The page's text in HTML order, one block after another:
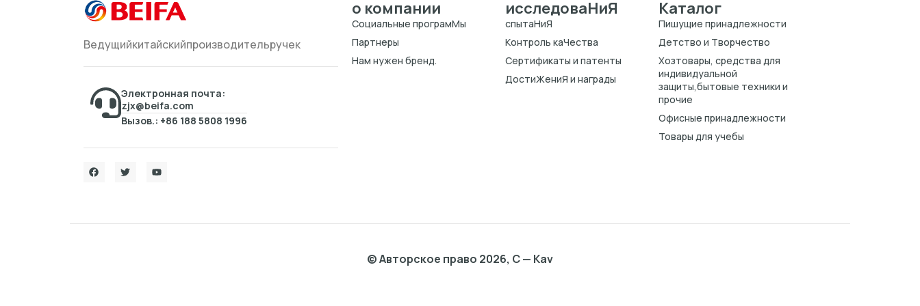
Ведущийкитайскийпроизводительручек
Электронная почта:
zjx@beifa.com
Вызов.: +86 188 5808 1996
о компании
Cоциальные програмMы
Партнеры
Нам нужен бренд.
исследоваHиЯ
спытаHиЯ
Kонтроль каЧества
Cертификаты и патенты
ДостиЖениЯ и награды
Каталог
Пишущие принадлежности
Детство и Творчество
Хозтовары, средства для
индивидуальной
защиты,бытовые техники и
прочие
Офисные принадлежности
Товары для учебы
© Авторское право 2026, C — Kav